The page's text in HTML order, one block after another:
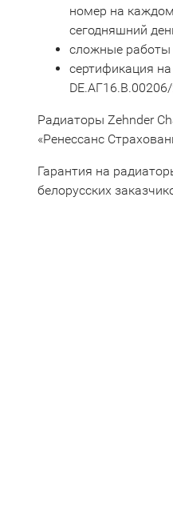
номер на
сегодняшний
сложные
сертификация
Радиаторы Zehnder
«Ренессанс
Гарантия на
белорусских